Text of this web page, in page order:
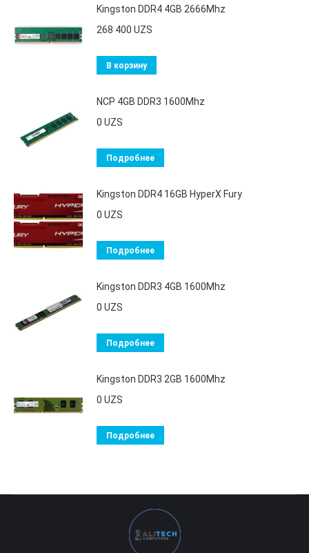
Kingston DDR4 4GB 2666Mhz
268 400 UZS
В корзину
NCP 4GB DDR3 1600Mhz
0 UZS
Подробнее
Kingston DDR4 16GB HyperX Fury
0 UZS
Подробнее
Kingston DDR3 4GB 1600Mhz
0 UZS
Подробнее
Kingston DDR3 2GB 1600Mhz
0 UZS
Подробнее